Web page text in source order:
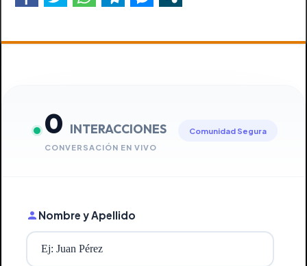
0 INTERACCIONES
CONVERSACIÓN EN VIVO
Comunidad Segura
Nombre y Apellido